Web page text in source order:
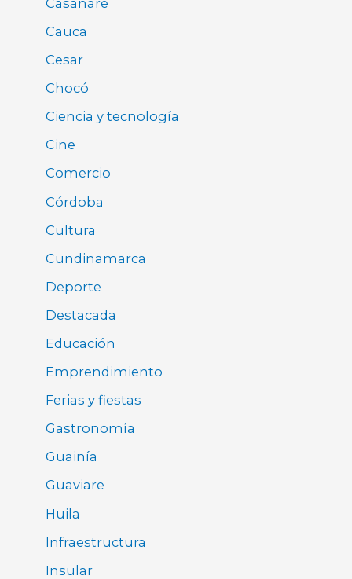
Cauca
Cesar
Chocó
Ciencia y tecnología
Cine
Comercio
Córdoba
Cultura
Cundinamarca
Deporte
Destacada
Educación
Emprendimiento
Ferias y fiestas
Gastronomía
Guainía
Guaviare
Huila
Infraestructura
Insular